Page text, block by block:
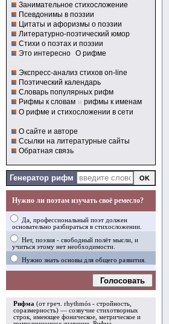
Занимательное стихосложение
Псевдонимы в поэзии
Цитаты и афоризмы о поэзии
Литературно-поэтический юмор
Стихи о поэтах и поэзии
Это интересно О рифме
Экспресс-анализ стихов on-line
Поэтический календарь
Словарь популярных рифм
Рифмы к словам и рифмы к именам
О рифме и стихосложении в сети
О сайте и авторе
Ссылки на литературные сайты
Обратная связь
Генератор рифм
Нужно ли поэтам изучать своё ремесло?
Да, профессиональный поэт должен
основательно разбираться в стихосложении.
Нет, поэзия - свободный полёт мысли, и
учиться этому нет необходимости.
Нужно знать основы для общего развития.
Голосовать
Рифма (от греч. rhythmós - стройность,
соразмерность) — созвучие стихотворных
строк, имеющее фоническое, метрическое и